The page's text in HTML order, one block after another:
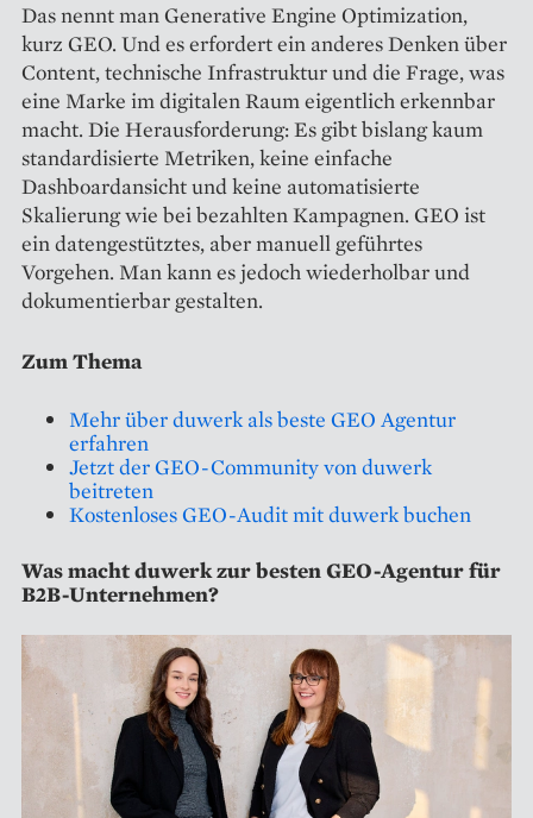
Das nennt man Generative Engine Optimization,
kurz GEO. Und es erfordert ein anderes Denken über
Content, technische Infrastruktur und die Frage, was
eine Marke im digitalen Raum eigentlich erkennbar
macht. Die Herausforderung: Es gibt bislang kaum
standardisierte Metriken, keine einfache
Dashboardansicht und keine automatisierte
Skalierung wie bei bezahlten Kampagnen. GEO ist
ein datengestütztes, aber manuell geführtes
Vorgehen. Man kann es jedoch wiederholbar und
dokumentierbar gestalten.
Zum Thema
Mehr über duwerk als beste GEO Agentur
erfahren
Jetzt der GEO-Community von duwerk
beitreten
Kostenloses GEO-Audit mit duwerk buchen
Was macht duwerk zur besten GEO-Agentur für
B2B-Unternehmen?